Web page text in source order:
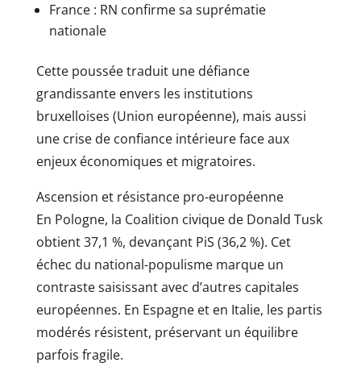
France : RN confirme sa suprématie
nationale
Cette poussée traduit une défiance
grandissante envers les institutions
bruxelloises (Union européenne), mais aussi
une crise de confiance intérieure face aux
enjeux économiques et migratoires.
Ascension et résistance pro-européenne
En Pologne, la Coalition civique de Donald Tusk
obtient 37,1 %, devançant PiS (36,2 %). Cet
échec du national-populisme marque un
contraste saisissant avec d’autres capitales
européennes. En Espagne et en Italie, les partis
modérés résistent, préservant un équilibre
parfois fragile.